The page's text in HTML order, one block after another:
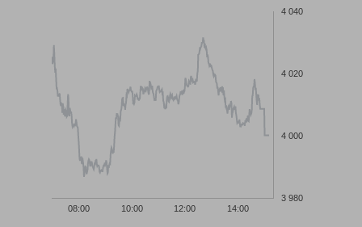
08:00 10:00 12:00 14:00
3 980
4 000
4 020
4 040